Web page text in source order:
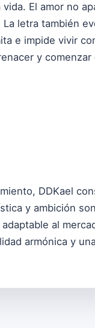
El amor no
La letra también
e impide vivir
y
DDKael
y ambición
al
armónica y